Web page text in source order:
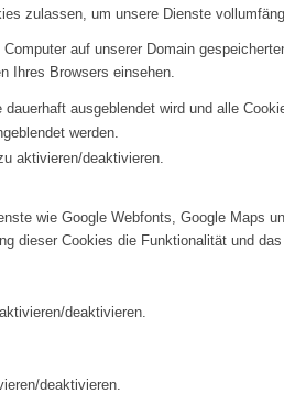
zulassen, um unsere Dienste
auf unserer Domain
Ihres Browsers einsehen.
ausgeblendet wird und alle
werden.
aktivieren/deaktivieren.
wie Google Webfonts, Google Maps
dieser Cookies die Funktionalität und
deaktivieren.
deaktivieren.